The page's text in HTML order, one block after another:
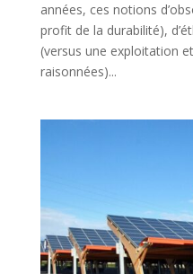
années, ces notions
profit de la durabilité),
(versus une exploitation
raisonnées)...